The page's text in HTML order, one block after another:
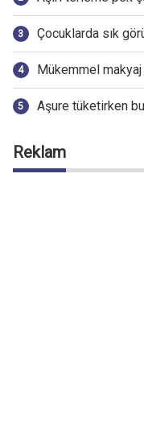
Çocuklarda sık
Mükemmel makyaj
Aşure tüketirken
Reklam